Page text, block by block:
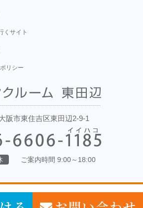
阪市東住吉区東田辺2-9-1
ご案内時間 9:00～18:00
くサイト
リシー
ランクルーム東田辺. All Rights Reserved.